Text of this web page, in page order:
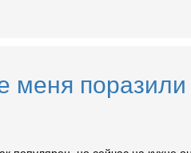
поразили